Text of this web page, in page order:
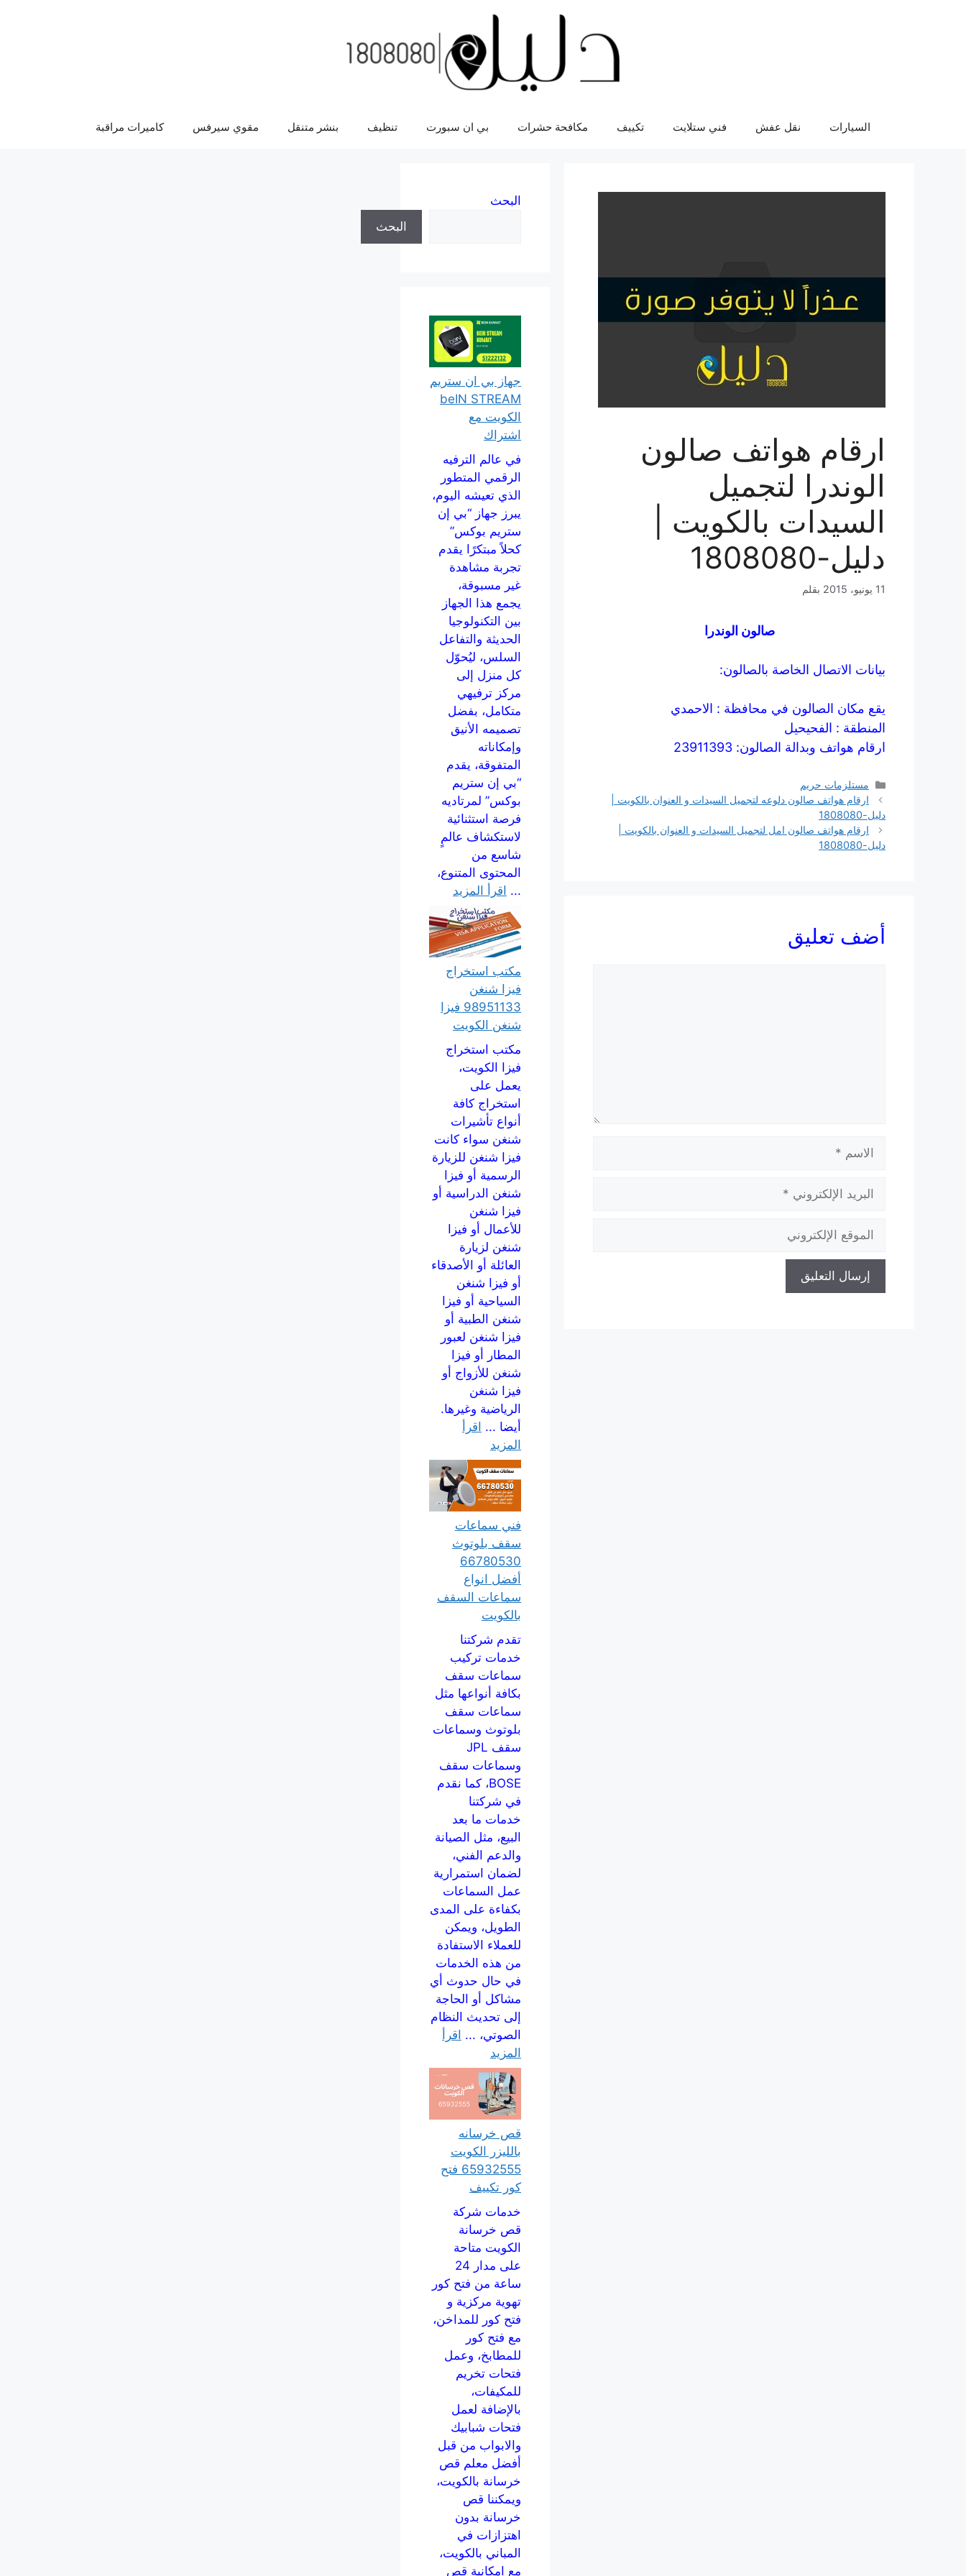
السيارات نقل عفش فني ستلايت تكييف مكافحة حشرات بي ان سبورت تنظيف بنشر متنقل مقوي سيرفس كاميرات مراقبة
ارقام هواتف صالون
الوندرا لتجميل
السيدات بالكويت |
دليل-1808080
11 يونيو، 2015 بقلم
صالون الوندرا
بيانات الاتصال الخاصة بالصالون:
يقع مكان الصالون في محافظة : الاحمدي
المنطقة : الفحيحيل
ارقام هواتف وبدالة الصالون: 23911393
التصنيفات
مستلزمات حريم
ارقام هواتف صالون دلوعه لتجميل السيدات و العنوان بالكويت |
دليل-1808080
ارقام هواتف صالون امل لتجميل السيدات و العنوان بالكويت |
دليل-1808080
أضف تعليق
الاسم
البريد
الإلكتروني
الموقع
الإلكتروني
البحث
البحث
جهاز بي ان ستريم
beIN STREAM
الكويت مع
اشتراك
في عالم الترفيه
الرقمي المتطور
الذي تعيشه اليوم،
يبرز جهاز “بي إن
ستريم بوكس”
كحلاً مبتكرًا يقدم
تجربة مشاهدة
غير مسبوقة،
يجمع هذا الجهاز
بين التكنولوجيا
الحديثة والتفاعل
السلس، ليُحوّل
كل منزل إلى
مركز ترفيهي
متكامل، بفضل
تصميمه الأنيق
وإمكاناته
المتفوقة، يقدم
“بي إن ستريم
بوكس” لمرتاديه
فرصة استثنائية
لاستكشاف عالمٍ
شاسع من
المحتوى المتنوع،
... اقرأ المزيد
مكتب استخراج
فيزا شنغن
98951133 فيزا
شنغن الكويت
مكتب استخراج
فيزا الكويت،
يعمل على
استخراج كافة
أنواع تأشيرات
شنغن سواء كانت
فيزا شنغن للزيارة
الرسمية أو فيزا
شنغن الدراسية أو
فيزا شنغن
للأعمال أو فيزا
شنغن لزيارة
العائلة أو الأصدقاء
أو فيزا شنغن
السياحية أو فيزا
شنغن الطبية أو
فيزا شنغن لعبور
المطار أو فيزا
شنغن للأزواج أو
فيزا شنغن
الرياضية وغيرها.
أيضا ... اقرأ
المزيد
فني سماعات
سقف بلوتوث
66780530
أفضل انواع
سماعات السقف
بالكويت
تقدم شركتنا
خدمات تركيب
سماعات سقف
بكافة أنواعها مثل
سماعات سقف
بلوتوث وسماعات
سقف JPL
وسماعات سقف
BOSE، كما نقدم
في شركتنا
خدمات ما بعد
البيع، مثل الصيانة
والدعم الفني،
لضمان استمرارية
عمل السماعات
بكفاءة على المدى
الطويل، ويمكن
للعملاء الاستفادة
من هذه الخدمات
في حال حدوث أي
مشاكل أو الحاجة
إلى تحديث النظام
الصوتي، ... اقرأ
المزيد
قص خرسانه
بالليزر الكويت
65932555 فتح
كور تكييف
خدمات شركة
قص خرسانة
الكويت متاحة
على مدار 24
ساعة من فتح كور
تهوية مركزية و
فتح كور للمداخن،
مع فتح كور
للمطابخ، وعمل
فتحات تخريم
للمكيفات،
بالإضافة لعمل
فتحات شبابيك
والابواب من قبل
أفضل معلم قص
خرسانة بالكويت،
ويمكننا قص
خرسانة بدون
اهتزازات في
المباني بالكويت،
مع امكانية قص